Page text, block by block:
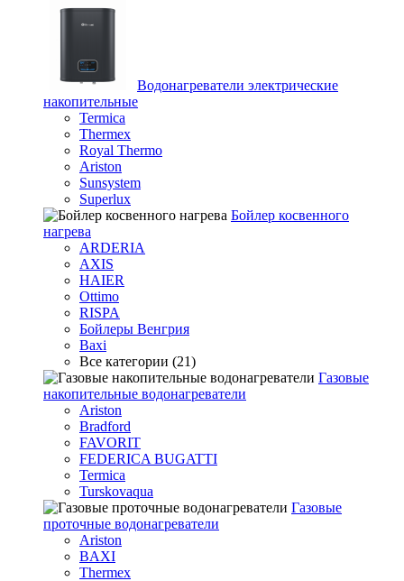
Водонагреватели электрические
накопительные
Termica
Thermex
Royal Thermo
Ariston
Sunsystem
Superlux
Бойлер косвенного
нагрева
ARDERIA
AXIS
HAIER
Ottimo
RISPA
Бойлеры Венгрия
Baxi
Все категории (21)
Газовые
накопительные водонагреватели
Ariston
Bradford
FAVORIT
FEDERICA BUGATTI
Termica
Turskovaqua
Газовые
проточные водонагреватели
Ariston
BAXI
Thermex